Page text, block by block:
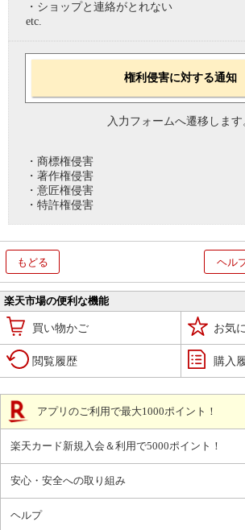
・ショップと連絡がとれない
etc.
権利侵害に対する通知
入力フォームへ遷移します
・商標権侵害
・著作権侵害
・意匠権侵害
・特許権侵害
もどる ヘル
楽天市場の便利な機能
買い物かご お気
閲覧履歴 購入
アプリのご利用で最大1000ポイント！
楽天カード新規入会＆利用で5000ポイント！
安心・安全への取り組み
ヘルプ